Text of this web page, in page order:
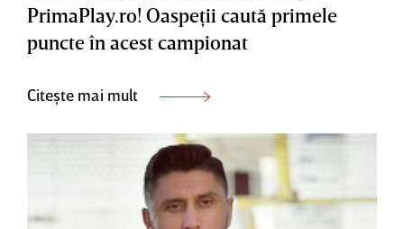
PrimaPlay.ro! Oaspeţii caută primele
puncte în acest campionat
Citește mai mult